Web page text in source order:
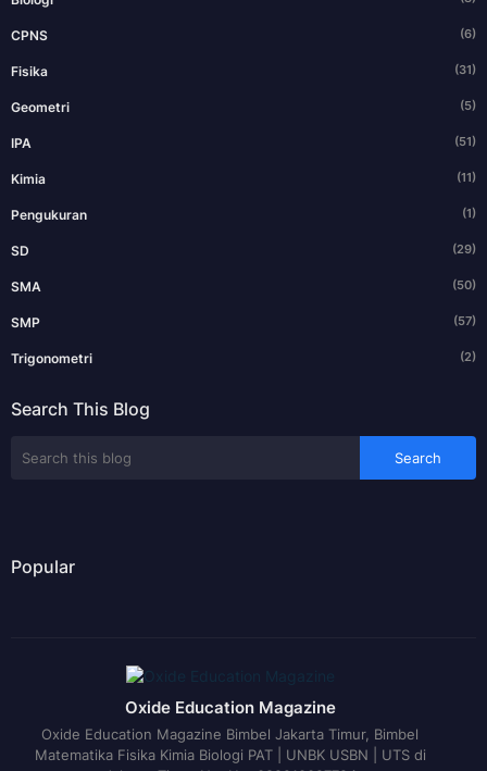
Fisika (31)
Geometri (5)
IPA (51)
Kimia (11)
Pengukuran (1)
SD (29)
SMA (50)
SMP (57)
Trigonometri (2)
Oxide Education Magazine
Oxide Education Magazine Bimbel Jakarta Timur, Bimbel
Matematika Fisika Kimia Biologi PAT | UNBK USBN | UTS di
Jakarta Timur No. Hp: 082210027724